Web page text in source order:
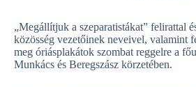
„Megállítjuk a szeparatistákat” felirattal
közösség vezetőinek neveivel, valamint
meg óriásplakátok szombat reggelre a
Munkács és Beregszász körzetében.